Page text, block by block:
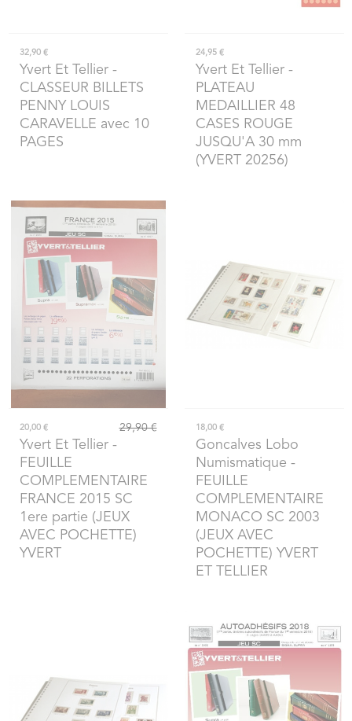
32,90 €
Yvert Et Tellier-
CLASSEUR BILLETS
PENNY LOUIS
CARAVELLE avec 10
PAGES
24,95 €
Yvert Et Tellier-
PLATEAU
MEDAILLIER 48
CASES ROUGE
JUSQU'A 30 mm
(YVERT 20256)
20,00 € 29,90 €
Yvert Et Tellier-
FEUILLE
COMPLEMENTAIRE
FRANCE 2015 SC
1ere partie (JEUX
AVEC POCHETTE)
YVERT
18,00 €
Goncalves Lobo
Numismatique -
FEUILLE
COMPLEMENTAIRE
MONACO SC 2003
(JEUX AVEC
POCHETTE) YVERT
ET TELLIER